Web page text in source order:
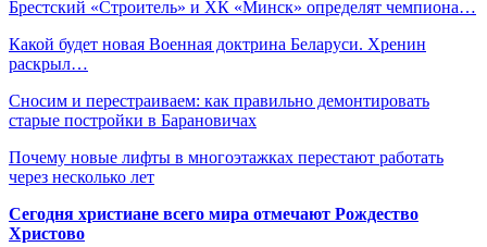
Брестский «Строитель» и ХК «Минск» определят чемпиона…
Какой будет новая Военная доктрина Беларуси. Хренин
раскрыл…
Сносим и перестраиваем: как правильно демонтировать
старые постройки в Барановичах
Почему новые лифты в многоэтажках перестают работать
через несколько лет
Сегодня христиане всего мира отмечают Рождество
Христово